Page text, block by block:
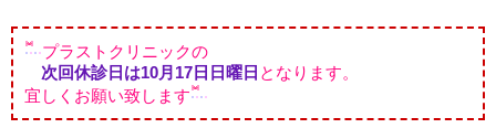
プラストクリニックの
次回休診日は10月17日日曜日 となります。
宜しくお願い致します